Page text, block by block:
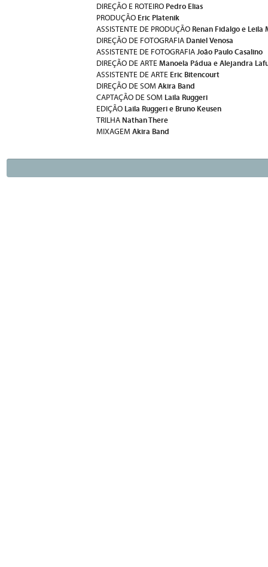
DIREÇÃO E ROTEIRO Pedro Elias
PRODUÇÃO Eric Platenik
ASSISTENTE DE PRODUÇÃO Renan Fidalgo e Leila
DIREÇÃO DE FOTOGRAFIA Daniel Venosa
ASSISTENTE DE FOTOGRAFIA João Paulo Casalino
DIREÇÃO DE ARTE Manoela Pádua eAlejandra
ASSISTENTE DE ARTE Eric Bitencourt
DIREÇÃO DE SOM Akira Band
CAPTAÇÃO DE SOM Laila Ruggeri
EDIÇÃO Laila Ruggeri e Bruno Keusen
TRILHA Nathan There
MIXAGEM Akira Band